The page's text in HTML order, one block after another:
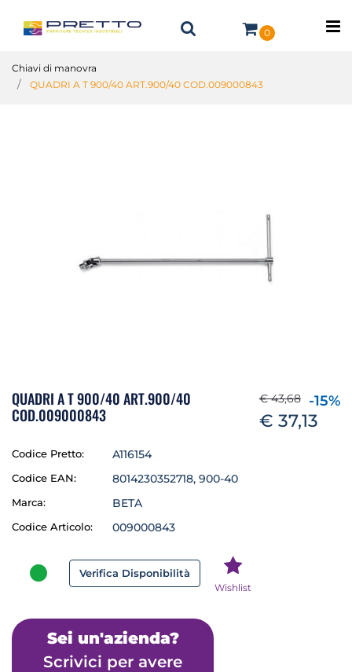
0
Chiavi di manovra
QUADRI A T 900/40 ART.900/40 COD.009000843
QUADRI A T 900/40 ART.900/40
COD.009000843
€ 43,68 -15%
€ 37,13
Codice Pretto: A116154
Codice EAN: 8014230352718, 900-40
Marca: BETA
Codice Articolo: 009000843
Verifica Disponibilità
Wishlist
Sei un'azienda?
Scrivici per avere